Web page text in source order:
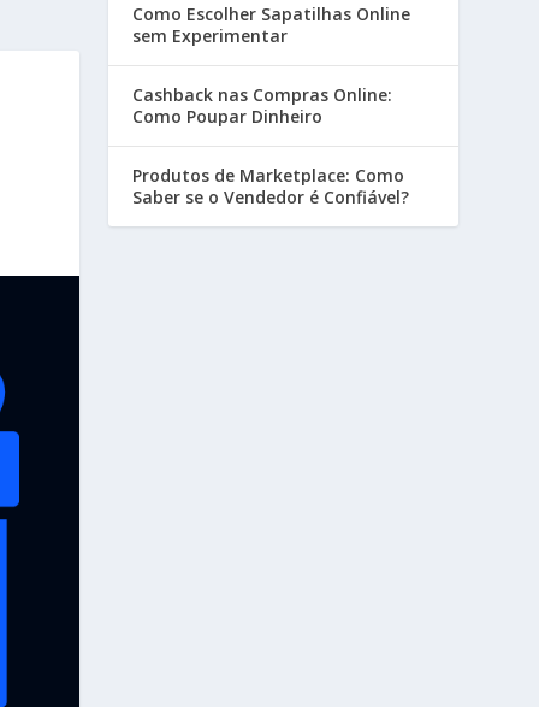
Como Escolher Sapatilhas Online
sem Experimentar
Cashback nas Compras Online:
Como Poupar Dinheiro
Produtos de Marketplace: Como
Saber se o Vendedor é Confiável?